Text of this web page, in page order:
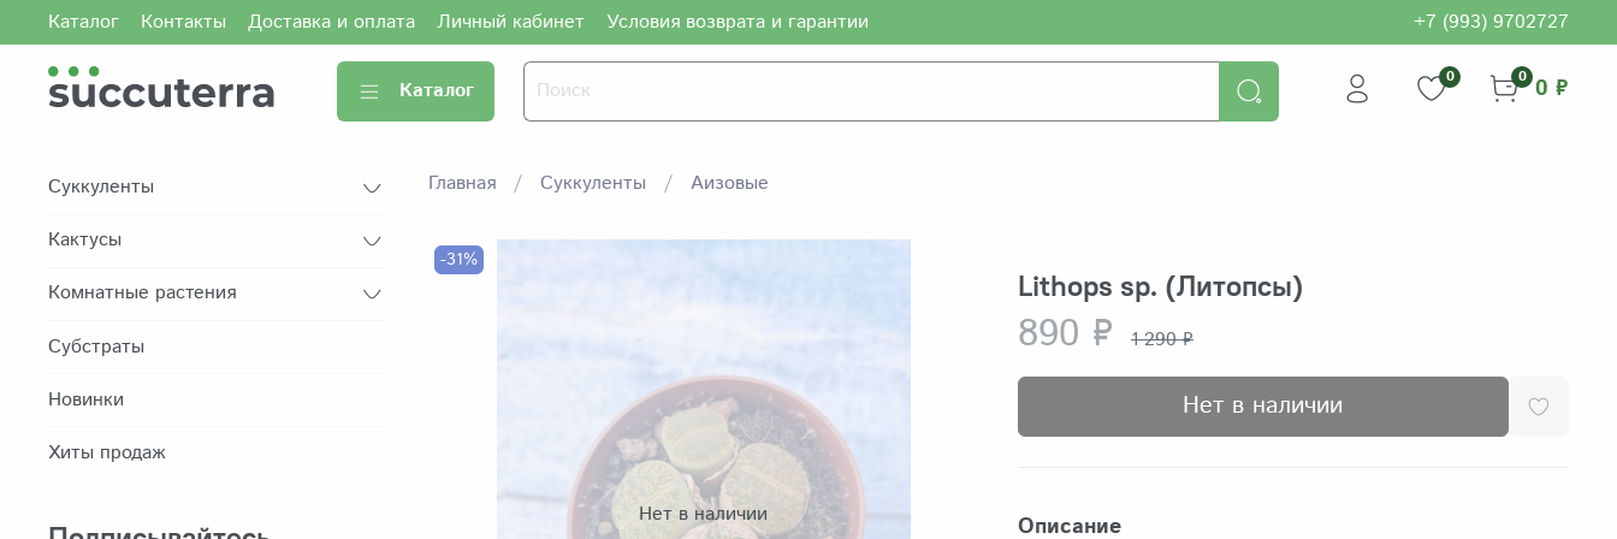
Каталог Контакты Доставка и оплата Личный кабинет Условия возврата и гарантии +7 (993) 9702727
Каталог
0 0 0 ₽
Главная Суккуленты Аизовые
Нет в наличии
-31%
Lithops sp. (Литопсы)
890 ₽ 1 290 ₽
Нет в наличии
Описание
Суккуленты
Кактусы
Комнатные растения
Субстраты
Новинки
Хиты продаж